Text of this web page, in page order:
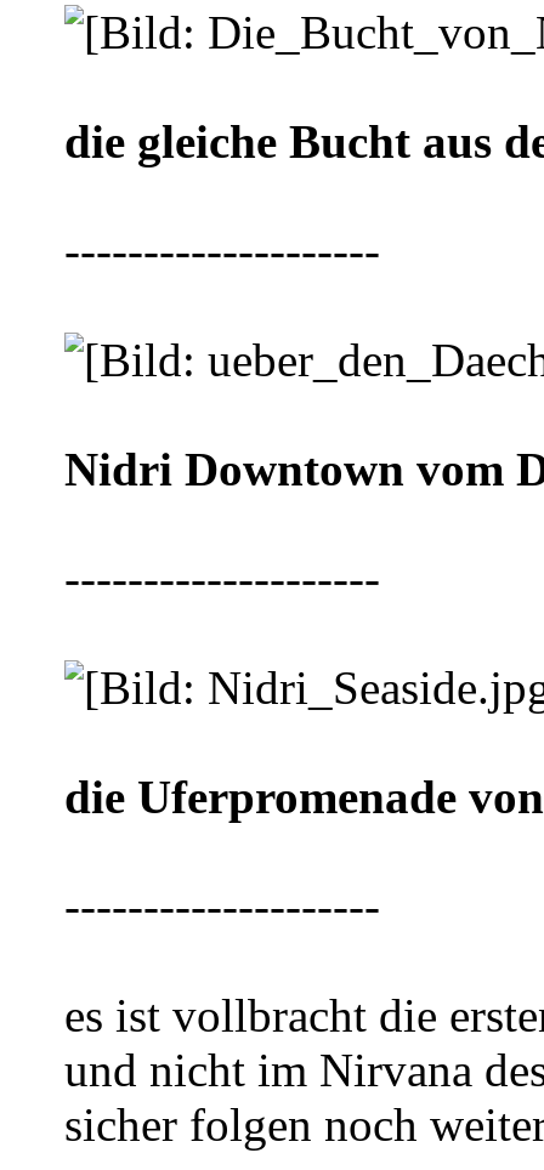
die gleiche Bucht aus
--------------------
Nidri Downtown vom
--------------------
die Uferpromenade
--------------------
es ist vollbracht die
und nicht im Nirvana
sicher folgen noch